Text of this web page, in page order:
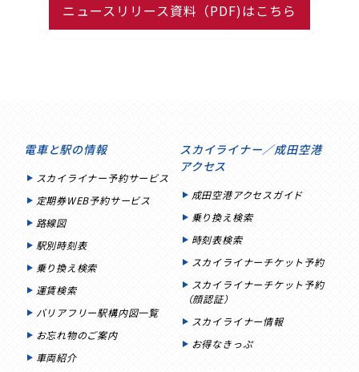
ニュースリリース資料（PDF)はこちら
電車と駅の情報
スカイライナー予約サービス
定期券WEB予約サービス
路線図
駅別時刻表
乗り換え検索
運賃検索
バリアフリー駅構内図一覧
お忘れ物のご案内
車両紹介
スカイライナー／成田空港
アクセス
成田空港アクセスガイド
乗り換え検索
時刻表検索
スカイライナーチケット予約
スカイライナーチケット予約
（顔認証）
スカイライナー情報
お得なきっぷ